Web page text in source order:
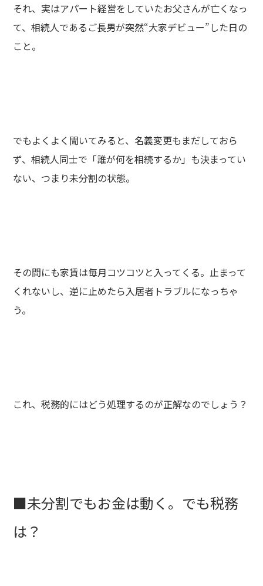
それ、実はアパート経営をしていたお父さんが亡くなっ
て、相続人であるご長男が突然“大家デビュー”した日の
こと。
でもよくよく聞いてみると、名義変更もまだしておら
ず、相続人同士で「誰が何を相続するか」も決まってい
ない、つまり未分割の状態。
その間にも家賃は毎月コツコツと入ってくる。止まって
くれないし、逆に止めたら入居者トラブルになっちゃ
う。
これ、税務的にはどう処理するのが正解なのでしょう？
■未分割でもお金は動く。でも税務
は？